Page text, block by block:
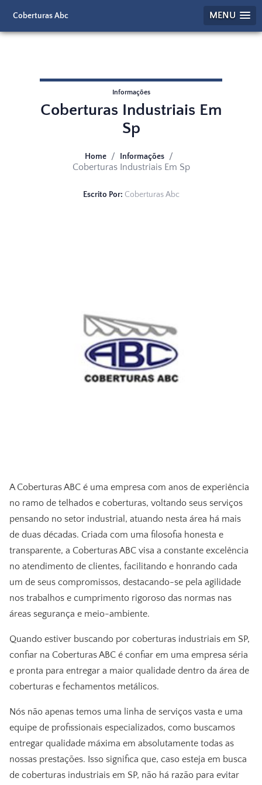
Coberturas Abc MENU
Informações
Coberturas Industriais Em
Sp
Home / Informações /
Coberturas Industriais Em Sp
Escrito Por: Coberturas Abc
A Coberturas ABC é uma empresa com anos de experiência
no ramo de telhados e coberturas, voltando seus serviços
pensando no setor industrial, atuando nesta área há mais
de duas décadas. Criada com uma filosofia honesta e
transparente, a Coberturas ABC visa a constante excelência
no atendimento de clientes, facilitando e honrando cada
um de seus compromissos, destacando-se pela agilidade
nos trabalhos e cumprimento rigoroso das normas nas
áreas segurança e meio-ambiente.
Quando estiver buscando por coberturas industriais em SP,
confiar na Coberturas ABC é confiar em uma empresa séria
e pronta para entregar a maior qualidade dentro da área de
coberturas e fechamentos metálicos.
Nós não apenas temos uma linha de serviços vasta e uma
equipe de profissionais especializados, como buscamos
entregar qualidade máxima em absolutamente todas as
nossas prestações. Isso significa que, caso esteja em busca
de coberturas industriais em SP, não há razão para evitar